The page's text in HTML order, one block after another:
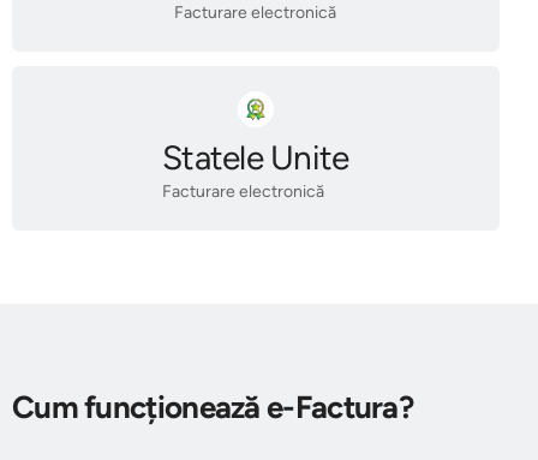
Facturare electronică
Statele Unite
Facturare electronică
Cum funcționează e-Factura?